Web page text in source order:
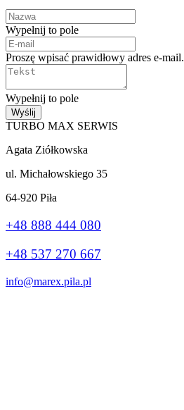
Wypełnij to pole
Proszę wpisać prawidłowy adres e-mail.
Wypełnij to pole
Wyślij
TURBO MAX SERWIS
Agata Ziółkowska
ul. Michałowskiego 35
64-920 Piła
+48 888 444 080
+48 537 270 667
info@marex.pila.pl